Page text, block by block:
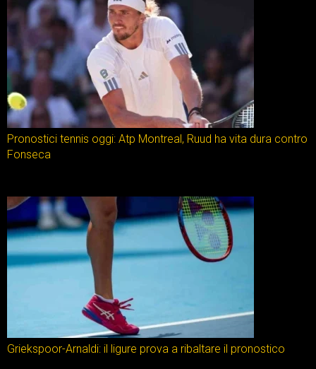
Pronostici tennis oggi: Atp Montreal, Ruud ha vita dura contro
Fonseca
Griekspoor-Arnaldi: il ligure prova a ribaltare il pronostico